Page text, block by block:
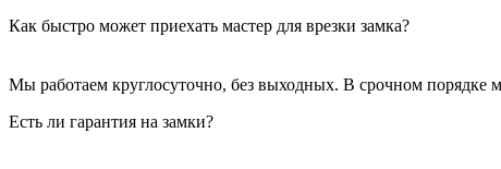
Как быстро может приехать мастер для врезки замка?
Мы работаем круглосуточно, без выходных. В срочном порядке
Есть ли гарантия на замки?